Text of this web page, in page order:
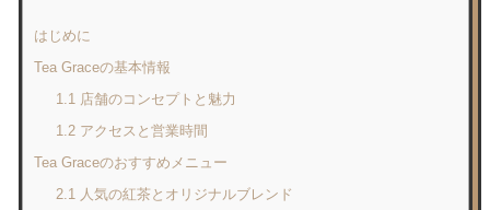
はじめに
Tea Graceの基本情報
1.1 店舗のコンセプトと魅力
1.2 アクセスと営業時間
Tea Graceのおすすめメニュー
2.1 人気の紅茶とオリジナルブレンド